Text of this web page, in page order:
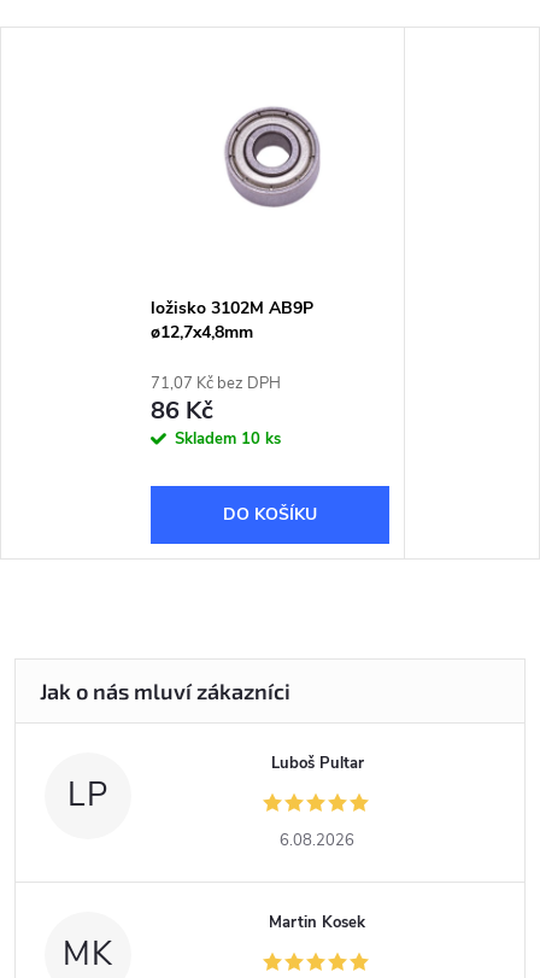
ložisko 3102M AB9P
ø12,7x4,8mm
71,07 Kč bez DPH
86 Kč
Skladem 10 ks
DO KOŠÍKU
LP
Luboš Pultar
6.08.2026
MK
Martin Kosek